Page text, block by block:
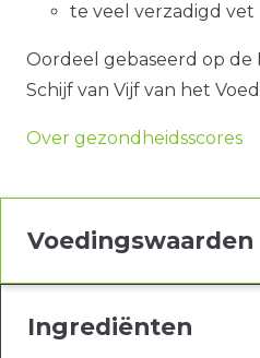
te veel verzadigd vet
Oordeel gebaseerd op de
Schijf van Vijf van het
Over gezondheidsscores
Voedingswaarden
Ingrediënten